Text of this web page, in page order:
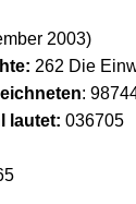
2003)
262 Die
:
lautet: 036705